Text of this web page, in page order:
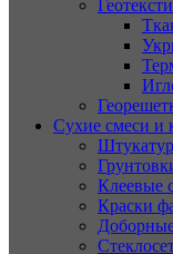
Сухие смеси и
Клеевые
Краски